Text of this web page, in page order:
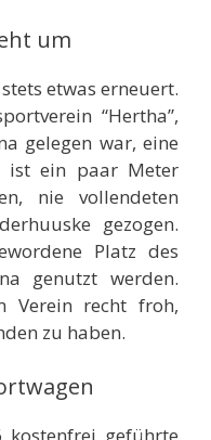
um
etwas erneuert.
“Hertha”,
gelegen war, eine
ist ein paar Meter
nie vollendeten
gezogen.
Platz des
genutzt werden.
Verein recht froh,
zu haben.
kostenfrei geführte